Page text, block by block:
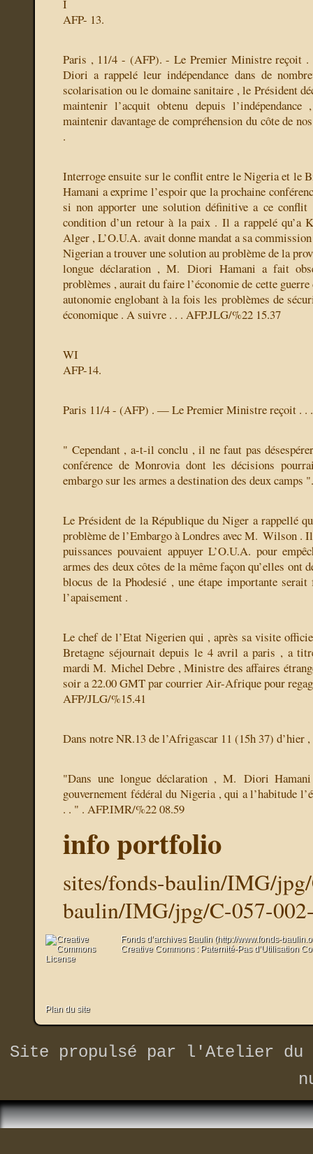
I
AFP- 13.
Paris , 11/4 - (AFP). - Le Premier Ministre reçoit .
Diori a rappelé leur indépendance dans de
scolarisation ou le domaine sanitaire , le Président
maintenir l’acquit obtenu depuis
maintenir davantage de compréhension du côte de
.
Interroge ensuite sur le conflit entre le Nigeria et le
Hamani a exprime l’espoir que la prochaine
si non apporter une solution définitive a ce
condition d’un retour à la paix . Il a rappelé qu’a
Alger , L’O.U.A. avait donne mandat a sa
Nigerian a trouver une solution au problème de la
longue déclaration , M. Diori Hamani a fait
problèmes , aurait du faire l’économie de cette guerre
autonomie englobant à la fois les problèmes de
économique . A suivre . . . AFP.JLG/%22 15.37
WI
AFP-14.
Paris 11/4 - (AFP) . — Le Premier Ministre reçoit . .
" Cependant , a-t-il conclu , il ne faut pas
conférence de Monrovia dont les décisions
embargo sur les armes a destination des deux camps ".
Le Président de la République du Niger a rappellé
problème de l’Embargo à Londres avec M. Wilson .
puissances pouvaient appuyer L’O.U.A. pour
armes des deux côtes de la même façon qu’elles ont
blocus de la Phodesié , une étape importante
l’apaisement .
Le chef de l’Etat Nigerien qui , après sa visite
Bretagne séjournait depuis le 4 avril a paris , a
mardi M. Michel Debre , Ministre des affaires
soir a 22.00 GMT par courrier Air-Afrique pour
AFP/JLG/%15.41
Dans notre NR.13 de l’Afrigascar 11 (15h 37) d’hier
"Dans une longue déclaration , M. Diori
gouvernement fédéral du Nigeria , qui a l’habitude
. . " . AFP.IMR/%22 08.59
info portfolio
sites/fonds-baulin/IMG/
baulin/IMG/jpg/C-057-
Fonds d’archives Baulin (http://www.fonds-
Creative Commons : Paternité-Pas d’Utilisation
Plan du site
Site propulsé par
l'Atelier du